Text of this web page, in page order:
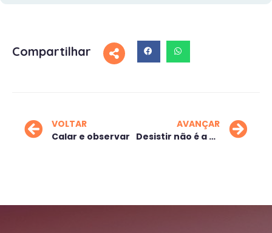
Compartilhar
VOLTAR
Calar e observar
AVANÇAR
Desistir não é a opção